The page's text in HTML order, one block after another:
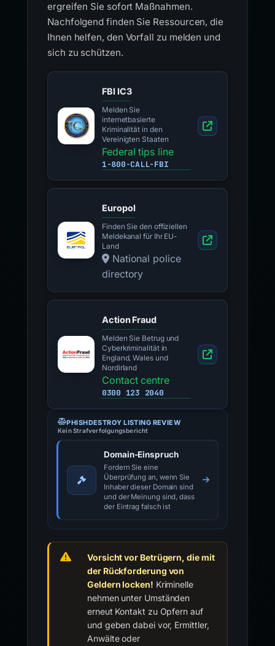
ergreifen Sie sofort Maßnahmen.
Nachfolgend finden Sie Ressourcen, die
Ihnen helfen, den Vorfall zu melden und
sich zu schützen.
FBI IC3
Melden Sie
internetbasierte
Kriminalität in den
Vereinigten Staaten
Federal tips line
1-800-CALL-FBI
Europol
Finden Sie den offiziellen
Meldekanal für Ihr EU-
Land
National police
directory
Action Fraud
Melden Sie Betrug und
Cyberkriminalität in
England, Wales und
Nordirland
Contact centre
0300 123 2040
PHISHDESTROY LISTING REVIEW
Kein Strafverfolgungsbericht
Domain-Einspruch
Fordern Sie eine
Überprüfung an, wenn Sie
Inhaber dieser Domain sind
und der Meinung sind, dass
der Eintrag falsch ist
Vorsicht vor Betrügern, die mit
der Rückforderung von
Geldern locken! Kriminelle
nehmen unter Umständen
erneut Kontakt zu Opfern auf
und geben dabei vor, Ermittler,
Anwälte oder